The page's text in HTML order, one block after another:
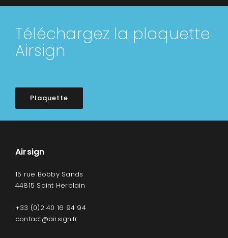
Téléchargez la plaquette
Airsign
Plaquette
Airsign
15 rue Bobby Sands
44815 Saint Herblain
+33 (0)2 40 16 94 94
contact@airsign.fr